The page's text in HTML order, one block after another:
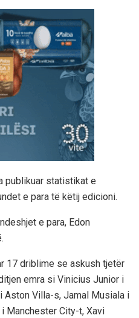
publikuar statistikat e
e para të këtij edicioni.
e para, Edon
17 driblime se askush tjetër
emra si Vinicius Junior i
Aston Villa-s, Jamal Musiala i
Manchester City-t, Xavi